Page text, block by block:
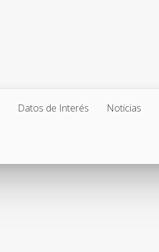
Datos de Interés Noticias